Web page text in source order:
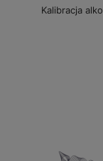
Kalibracja